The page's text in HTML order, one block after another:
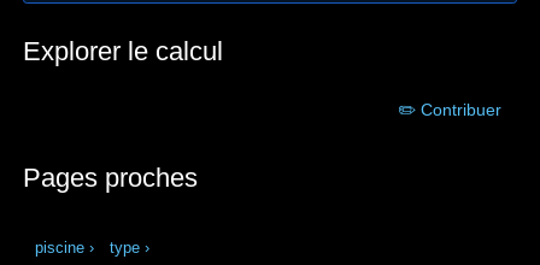
Explorer le calcul
✏️ Contribuer
Pages proches
piscine › type ›